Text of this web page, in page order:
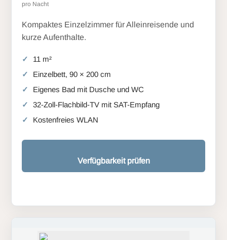
pro Nacht
Kompaktes Einzelzimmer für Alleinreisende und
kurze Aufenthalte.
11 m²
Einzelbett, 90 × 200 cm
Eigenes Bad mit Dusche und WC
32-Zoll-Flachbild-TV mit SAT-Empfang
Kostenfreies WLAN
Verfügbarkeit prüfen